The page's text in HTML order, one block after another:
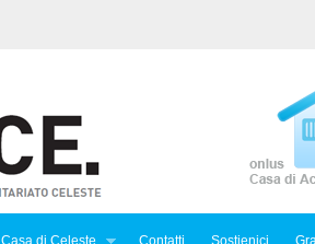
Casa di Celeste Contatti Sostienici